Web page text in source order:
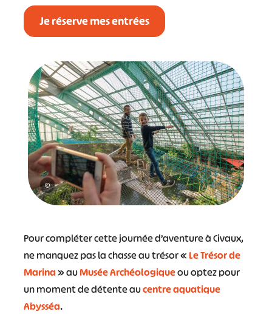
Je réserve mes entrées
©
Pour compléter cette journée d’aventure à Civaux,
ne manquez pas la chasse au trésor «Le Trésor de
Marina» auMusée Archéologiqueou optez pour
un moment de détente aucentre aquatique
Abysséa.
#
#
#